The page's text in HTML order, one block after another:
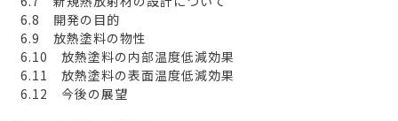
6.8 開発の目的
6.9 放熱塗料の物性
6.10 放熱塗料の内部温度低減効果
6.11 放熱塗料の表面温度低減効果
6.12 今後の展望